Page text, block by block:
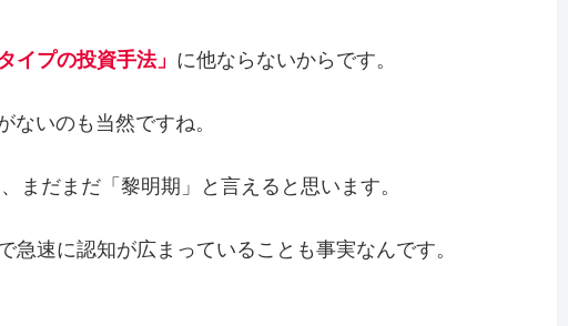
イプの投資手法」 に他ならないからです。
ないのも当然ですね。
まだまだ「黎明期」と言えると思います。
急速に認知が広まっていることも事実なんです。